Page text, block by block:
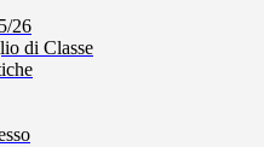
26
di Classe